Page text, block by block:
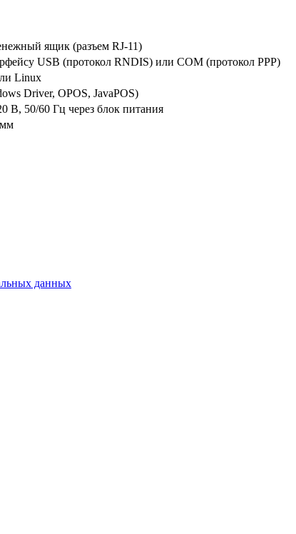
ящик (разъем RJ-11)
USB (протокол RNDIS) или COM (протокол РРР)
Linux
Driver, OPOS, JavaPOS)
В, 50/60 Гц через блок питания
данных